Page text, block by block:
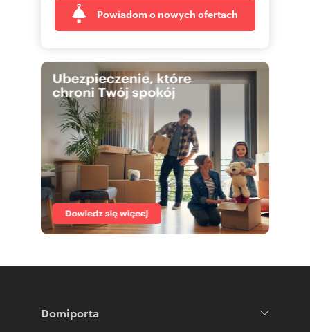
Powiadom o nowych ofertach
Domiporta